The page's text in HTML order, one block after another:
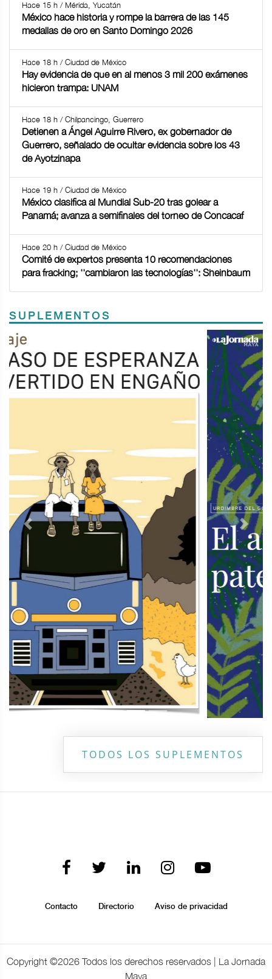
Hace 15 h / Mérida, Yucatán
México hace historia y rompe la barrera de las 145
medallas de oro en Santo Domingo 2026
Hace 18 h / Ciudad de México
Hay evidencia de que en al menos 3 mil 200 exámenes
hicieron trampa: UNAM
Hace 18 h / Chilpancingo, Guerrero
Detienen a Ángel Aguirre Rivero, ex gobernador de
Guerrero, señalado de ocultar evidencia sobre los 43
de Ayotzinapa
Hace 19 h / Ciudad de México
México clasifica al Mundial Sub-20 tras golear a
Panamá; avanza a semifinales del torneo de Concacaf
Hace 20 h / Ciudad de México
Comité de expertos presenta 10 recomendaciones
para fracking; ''cambiaron las tecnologías'': Sheinbaum
SUPLEMENTOS
Previous Next
TODOS LOS SUPLEMENTOS
Contacto Directorio Aviso de privacidad
Copyright ©2026 Todos los derechos reservados | La Jornada
Maya